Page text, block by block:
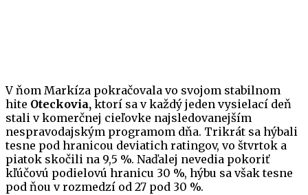
V ňom Markíza pokračovala vo svojom stabilnom
hite Oteckovia, ktorí sa v každý jeden vysielací deň
stali v komerčnej cieľovke najsledovanejším
nespravodajským programom dňa. Trikrát sa hýbali
tesne pod hranicou deviatich ratingov, vo štvrtok a
piatok skočili na 9,5 %. Naďalej nevedia pokoriť
kľúčovú podielovú hranicu 30 %, hýbu sa však tesne
pod ňou v rozmedzí od 27 pod 30 %.